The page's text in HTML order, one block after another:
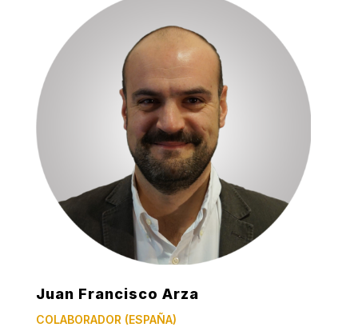
Juan Francisco Arza
COLABORADOR (ESPAÑA)